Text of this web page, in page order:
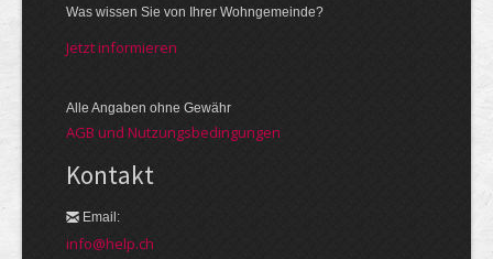
Was wissen Sie von Ihrer Wohngemeinde?
Jetzt informieren
Alle Angaben ohne Gewähr
AGB und Nutzungsbedingungen
Kontakt
Email:
info@help.ch